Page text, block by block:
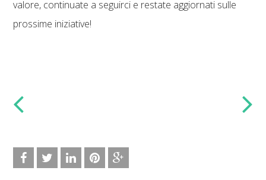
valore, continuate a seguirci e restate aggiornati sulle
prossime iniziative!